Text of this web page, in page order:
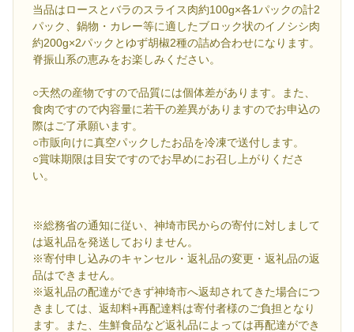
当品はロースとバラのスライス肉約100g×各1パックの計2
パック、鍋物・カレー等に適したブロック状のイノシシ肉
約200g×2パックとゆず胡椒2種の詰め合わせになります。
脊振山系の恵みをお楽しみください。
○天然の産物ですので品質には個体差があります。また、
食肉ですので内容量に若干の差異がありますのでお申込の
際はご了承願います。
○市販向けに真空パックしたお品を冷凍で送付します。
○賞味期限は目安ですのでお早めにお召し上がりくださ
い。
※総務省の通知に従い、神埼市民からの寄付に対しまして
は返礼品を発送しておりません。
※寄付申し込みのキャンセル・返礼品の変更・返礼品の返
品はできません。
※返礼品の配達ができず神埼市へ返却されてきた場合につ
きましては、返却料+再配達料は寄付者様のご負担となり
ます。また、生鮮食品など返礼品によっては再配達ができ